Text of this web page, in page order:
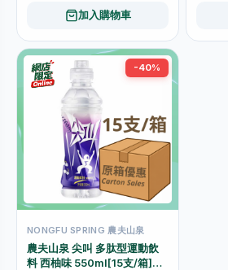
加入購物車
-40%
NONGFU SPRING 農夫山泉
農夫山泉 尖叫 多肽型運動飲
料 西柚味 550ml[15支/箱]